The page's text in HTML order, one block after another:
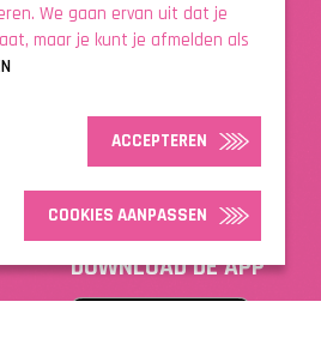
ALGEMENE VOORWAARDEN
PRIVACYBELEID
MEEST GESTELDE VRAGEN
DOWNLOAD DE APP
We gaan ervan uit dat je
maar je kunt je afmelden als
ACCEPTEREN
COOKIES AANPASSEN